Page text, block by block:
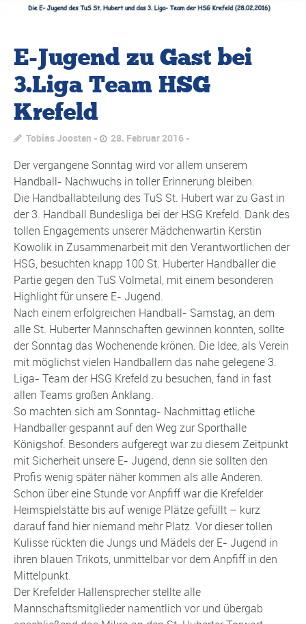
E-Jugend zu Gast bei
3.Liga Team HSG
Krefeld
Tobias Joosten 28. Februar 2016
Der vergangene Sonntag wird vor allem unserem
Handball- Nachwuchs in toller Erinnerung bleiben.
Die Handballabteilung des TuS St. Hubert war zu Gast in
der 3. Handball Bundesliga bei der HSG Krefeld. Dank des
tollen Engagements unserer Mädchenwartin Kerstin
Kowolik in Zusammenarbeit mit den Verantwortlichen der
HSG, besuchten knapp 100 St. Huberter Handballer die
Partie gegen den TuS Volmetal, mit einem besonderen
Highlight für unsere E- Jugend.
Nach einem erfolgreichen Handball- Samstag, an dem
alle St. Huberter Mannschaften gewinnen konnten, sollte
der Sonntag das Wochenende krönen. Die Idee, als Verein
mit möglichst vielen Handballern das nahe gelegene 3.
Liga- Team der HSG Krefeld zu besuchen, fand in fast
allen Teams großen Anklang.
So machten sich am Sonntag- Nachmittag etliche
Handballer gespannt auf den Weg zur Sporthalle
Königshof. Besonders aufgeregt war zu diesem Zeitpunkt
mit Sicherheit unsere E- Jugend, denn sie sollten den
Profis wenig später näher kommen als alle Anderen.
Schon über eine Stunde vor Anpfiff war die Krefelder
Heimspielstätte bis auf wenige Plätze gefüllt – kurz
darauf fand hier niemand mehr Platz. Vor dieser tollen
Kulisse rückten die Jungs und Mädels der E- Jugend in
ihren blauen Trikots, unmittelbar vor dem Anpfiff in den
Mittelpunkt.
Der Krefelder Hallensprecher stellte alle
Mannschaftsmitglieder namentlich vor und übergab